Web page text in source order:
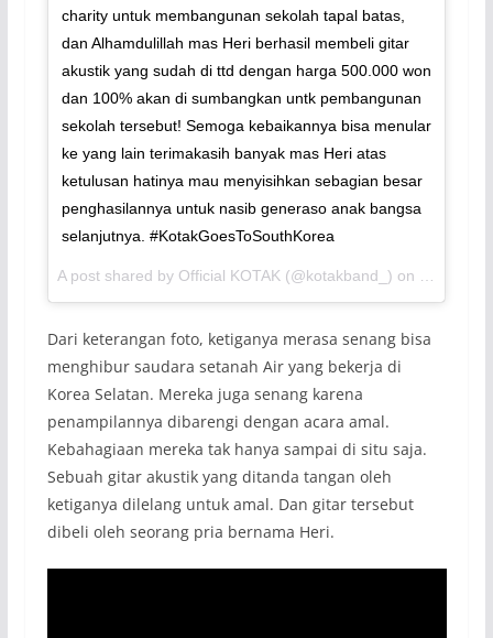
charity untuk membangunan sekolah tapal batas,
dan Alhamdulillah mas Heri berhasil membeli gitar
akustik yang sudah di ttd dengan harga 500.000 won
dan 100% akan di sumbangkan untk pembangunan
sekolah tersebut! Semoga kebaikannya bisa menular
ke yang lain terimakasih banyak mas Heri atas
ketulusan hatinya mau menyisihkan sebagian besar
penghasilannya untuk nasib generaso anak bangsa
selanjutnya. #KotakGoesToSouthKorea
A post shared by Official KOTAK (@kotakband_) on Jul 30,
Dari keterangan foto, ketiganya merasa senang bisa
menghibur saudara setanah Air yang bekerja di
Korea Selatan. Mereka juga senang karena
penampilannya dibarengi dengan acara amal.
Kebahagiaan mereka tak hanya sampai di situ saja.
Sebuah gitar akustik yang ditanda tangan oleh
ketiganya dilelang untuk amal. Dan gitar tersebut
dibeli oleh seorang pria bernama Heri.